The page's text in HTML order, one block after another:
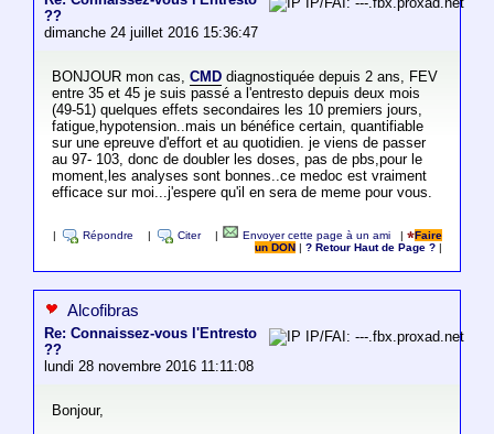
??
dimanche 24 juillet 2016 15:36:47
BONJOUR mon cas, CMDdiagnostiquée depuis 2 ans, FEV
entre 35 et 45 je suis passé a l'entresto depuis deux mois
(49-51) quelques effets secondaires les 10 premiers jours,
fatigue,hypotension..mais un bénéfice certain, quantifiable
sur une epreuve d'effort et au quotidien. je viens de passer
au 97- 103, donc de doubler les doses, pas de pbs,pour le
moment,les analyses sont bonnes..ce medoc est vraiment
efficace sur moi...j'espere qu'il en sera de meme pour vous.
Répondre Citer Envoyer cette page à un ami |
Faire
un DON
|? Retour Haut de Page ?
Alcofibras
Re: Connaissez-vous l'Entresto
??
lundi 28 novembre 2016 11:11:08
IP/FAI: ---.fbx.proxad.net
Bonjour,